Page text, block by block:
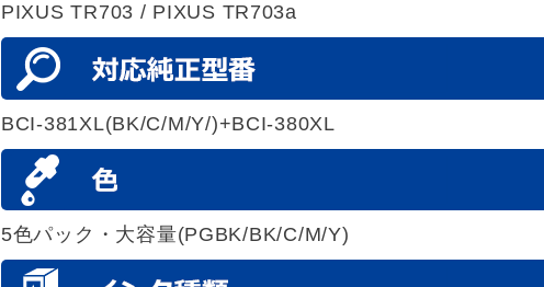
PIXUS TR703 / PIXUS TR703a
BCI-381XL(BK/C/M/Y/)+BCI-380XL
5色パック・大容量(PGBK/BK/C/M/Y)